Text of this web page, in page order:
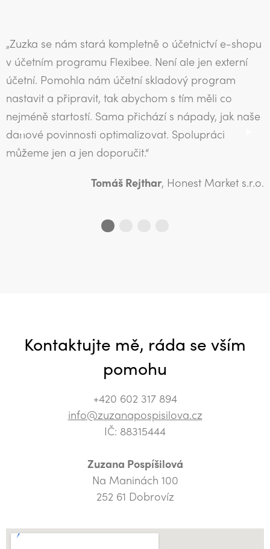
Previous Slide
◀︎
„Zuzka se nám stará kompletně o účetnictví e-shopu
v účetním programu Flexibee. Není ale jen externí
účetní. Pomohla nám účetní skladový program
nastavit a připravit, tak abychom s tím měli co
nejméně startostí. Sama přichází s nápady, jak naše
daňové povinnosti optimalizovat. Spolupráci
můžeme jen a jen doporučit.“
Tomáš Rejthar, Honest Market s.r.o.
First slide details.
Current Slide
Kontaktujte mě, ráda se vším
pomohu
+420 602 317 894
info@zuzanapospisilova.cz
IČ: 88315444
Zuzana Pospíšilová
Na Maninách 100
252 61 Dobrovíz